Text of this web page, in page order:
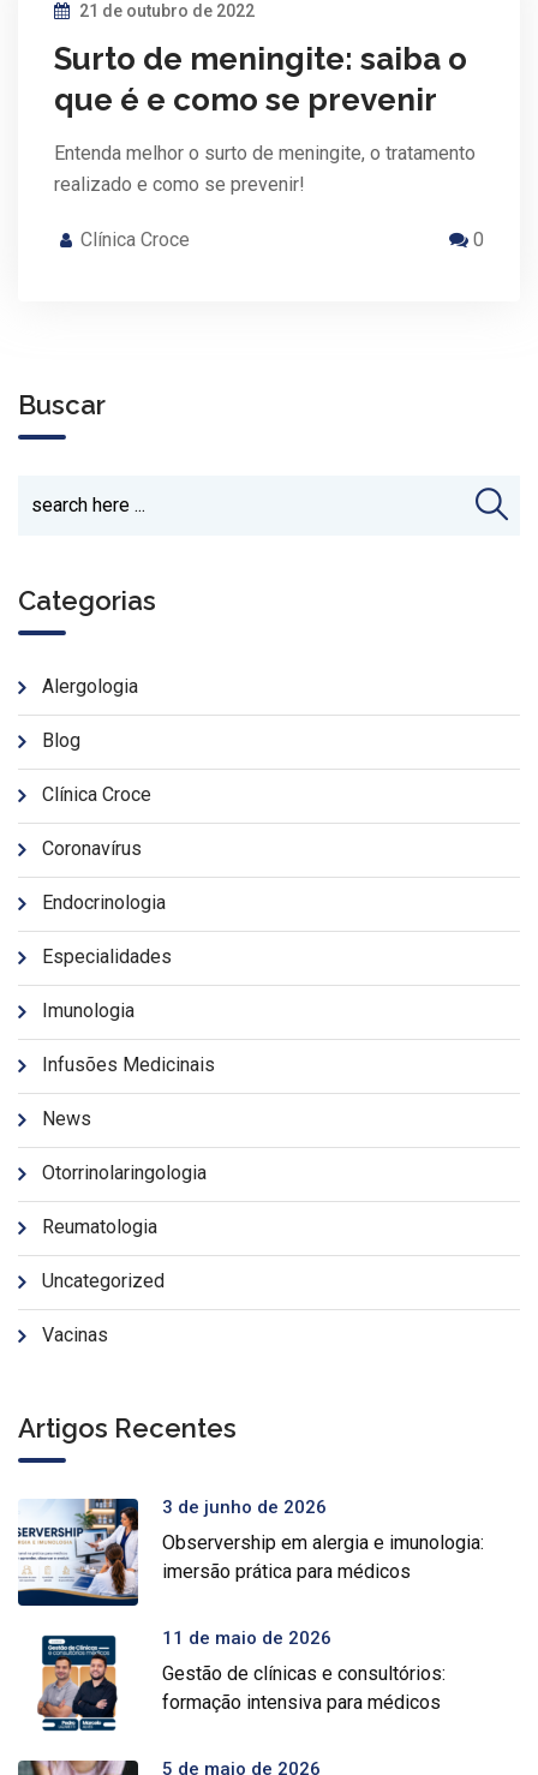
21 de outubro de 2022
Surto de meningite: saiba o
que é e como se prevenir
Entenda melhor o surto de meningite, o tratamento
realizado e como se prevenir!
Clínica Croce 0
Buscar
Categorias
Alergologia
Blog
Clínica Croce
Coronavírus
Endocrinologia
Especialidades
Imunologia
Infusões Medicinais
News
Otorrinolaringologia
Reumatologia
Uncategorized
Vacinas
Artigos Recentes
3 de junho de 2026
Observership em alergia e imunologia:
imersão prática para médicos
11 de maio de 2026
Gestão de clínicas e consultórios:
formação intensiva para médicos
5 de maio de 2026